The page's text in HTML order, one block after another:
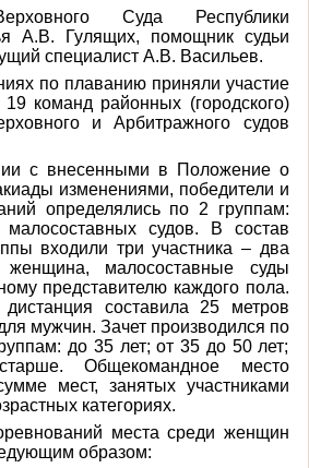
Суда Республики
А.В. Гулящих, помощник судьи
специалист А.В. Васильев.
по плаванию приняли участие
команд районных (городского)
и Арбитражного судов
с внесенными в Положение о
изменениями, победители и
определялись по 2 группам:
малосоставных судов. В состав
входили три участника – два
малосоставные суды
представителю каждого пола.
дистанция составила 25 метров
мужчин. Зачет производился по
до 35 лет; от 35 до 50 лет;
Общекомандное место
мест, занятых участниками
категориях.
места среди женщин
образом: